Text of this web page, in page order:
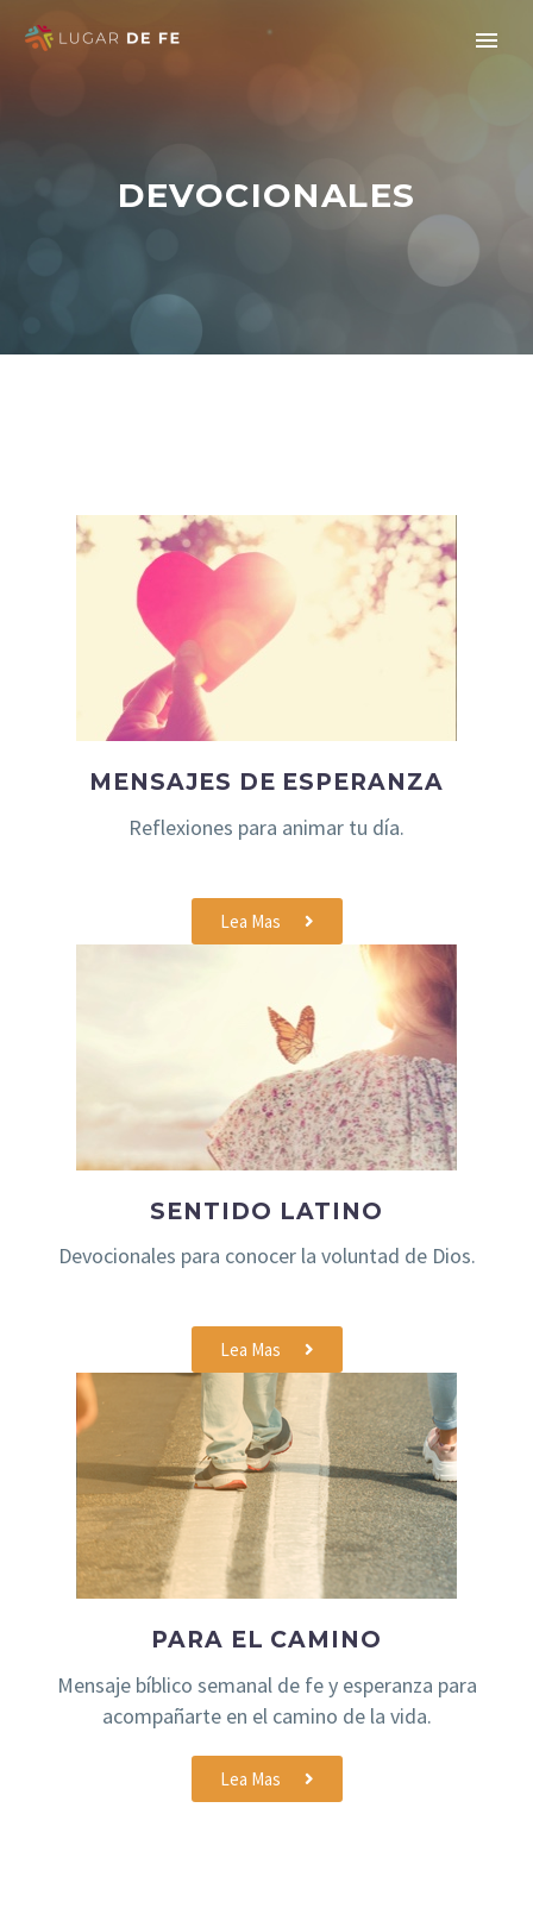
DEVOCIONALES
MENSAJES DE ESPERANZA
Reflexiones para animar tu día.
Lea Mas
SENTIDO LATINO
Devocionales para conocer la voluntad de Dios.
Lea Mas
PARA EL CAMINO
Mensaje bíblico semanal de fe y esperanza para
acompañarte en el camino de la vida.
Lea Mas